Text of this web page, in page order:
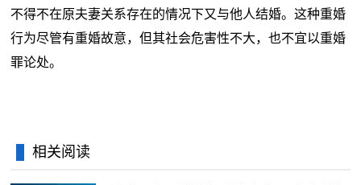
不得不在原夫妻关系存在的情况下又与他人结婚。这种重婚
行为尽管有重婚故意，但其社会危害性不大，也不宜以重婚
罪论处。
相关阅读